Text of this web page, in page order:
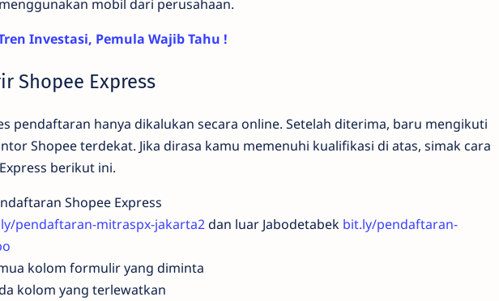
mobil dari perusahaan.
Investasi, Pemula Wajib Tahu !
Shopee Express
pendaftaran hanya dikalukan secara online. Setelah diterima, baru mengikuti
Shopee terdekat. Jika dirasa kamu memenuhi kualifikasi di atas, simak cara
berikut ini.
Shopee Express
pendaftaran-mitraspx-jakarta2dan luar Jabodetabek bit.ly/pendaftaran-
kolom formulir yang diminta
kolom yang terlewatkan